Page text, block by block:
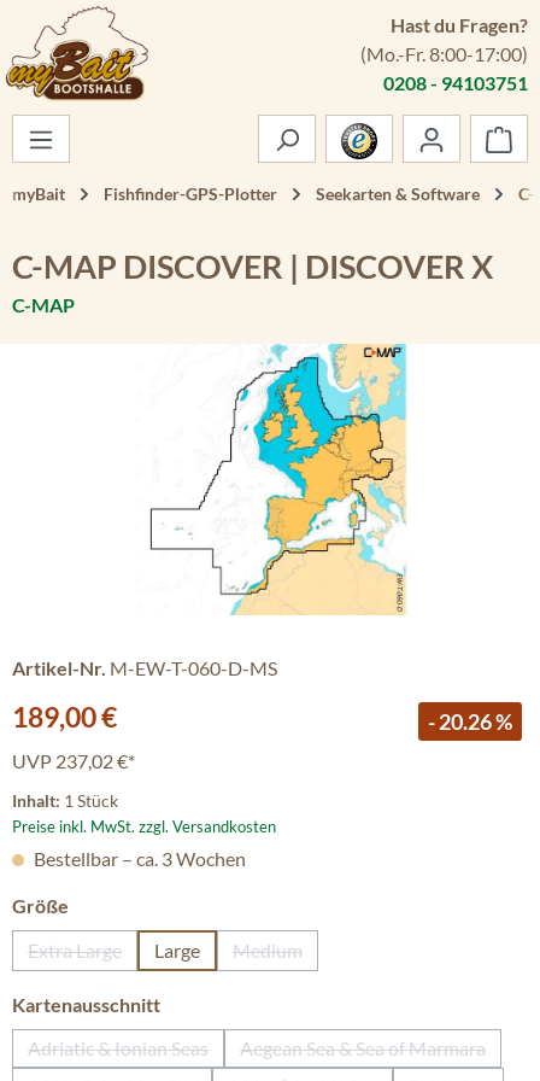
Zum Hauptinhalt springen
Hast du Fragen?
(Mo.-Fr. 8:00-17:00)
0208 - 94103751
myBait Fishfinder-GPS-Plotter Seekarten & Software C-
C-MAP DISCOVER | DISCOVER X
C-MAP
Artikel-Nr. M-EW-T-060-D-MS
Verkaufspreis:
189,00 € - 20.26 %
UVP 237,02 €*
Inhalt: 1 Stück
Preise inkl. MwSt. zzgl. Versandkosten
Bestellbar – ca. 3 Wochen
Größe
Extra Large
(Diese Option ist zurzeit nicht verfügbar.)
Large Medium
(Diese Option ist zurzeit nicht
Kartenausschnittauswählen
Adriatic & Ionian Seas
(Diese Option ist zurzeit nicht verfügbar.)
Aegean Sea & Sea of Marmara
(Diese Option ist